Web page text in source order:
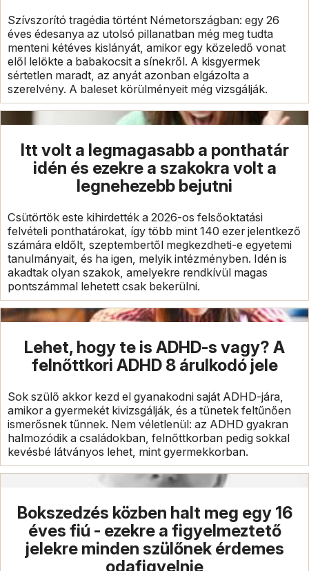
Szívszorító tragédia történt Németországban: egy 26
éves édesanya az utolsó pillanatban még meg tudta
menteni kétéves kislányát, amikor egy közeledő vonat
elől lelökte a babakocsit a sínekről. A kisgyermek
sértetlen maradt, az anyát azonban elgázolta a
szerelvény. A baleset körülményeit még vizsgálják.
Itt volt a legmagasabb a ponthatár
idén és ezekre a szakokra volt a
legnehezebb bejutni
Csütörtök este kihirdették a 2026-os felsőoktatási
felvételi ponthatárokat, így több mint 140 ezer jelentkező
számára eldőlt, szeptembertől megkezdheti-e egyetemi
tanulmányait, és ha igen, melyik intézményben. Idén is
akadtak olyan szakok, amelyekre rendkívül magas
pontszámmal lehetett csak bekerülni.
Lehet, hogy te is ADHD-s vagy? A
felnőttkori ADHD 8 árulkodó jele
Sok szülő akkor kezd el gyanakodni saját ADHD-jára,
amikor a gyermekét kivizsgálják, és a tünetek feltűnően
ismerősnek tűnnek. Nem véletlenül: az ADHD gyakran
halmozódik a családokban, felnőttkorban pedig sokkal
kevésbé látványos lehet, mint gyermekkorban.
Bokszedzés közben halt meg egy 16
éves fiú - ezekre a figyelmeztető
jelekre minden szülőnek érdemes
odafigyelnie